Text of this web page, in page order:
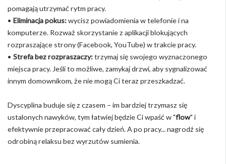
pomagają utrzymać rytm pracy.
• Eliminacja pokus:wycisz powiadomienia w telefonie i na
komputerze. Rozważ skorzystanie z aplikacji blokujących
rozpraszające strony (Facebook, YouTube) w trakcie pracy.
• Strefa bez rozpraszaczy:trzymaj się swojego wyznaczonego
miejsca pracy. Jeśli to możliwe, zamykaj drzwi, aby sygnalizować
innym domownikom, że nie mogą Ci teraz przeszkadzać.
Dyscyplina buduje się z czasem – im bardziej trzymasz się
ustalonych nawyków, tym łatwiej będzie Ci wpaść w "flow" i
efektywnie przepracować cały dzień. A po pracy... nagrodź się
odrobiną relaksu bez wyrzutów sumienia.